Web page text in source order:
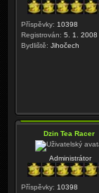
Příspěvky: 10398
Registrován: 5. 1. 2008
Bydliště: Jihočech
Dzin Tea Racer
Administrátor
Příspěvky: 10398